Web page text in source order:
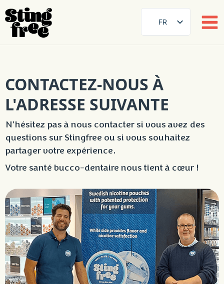
content
FR
ES
FI
DA
NB
ZH
CONTACTEZ-NOUS À
L'ADRESSE SUIVANTE
N'hésitez pas à nous contacter si vous avez des
questions sur Stingfree ou si vous souhaitez
partager votre expérience.
Votre santé bucco-dentaire nous tient à cœur !